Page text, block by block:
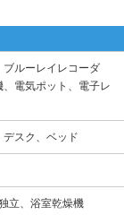
ルーレイレコーダ
電気ポット、電子レ
スク、ベッド
立、浴室乾燥機